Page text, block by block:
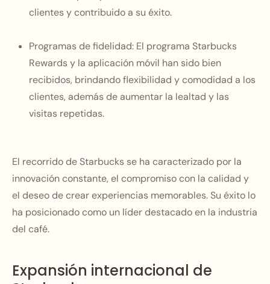
clientes y contribuido a su éxito.
Programas de fidelidad: El programa Starbucks
Rewards y la aplicación móvil han sido bien
recibidos, brindando flexibilidad y comodidad a los
clientes, además de aumentar la lealtad y las
visitas repetidas.
El recorrido de Starbucks se ha caracterizado por la
innovación constante, el compromiso con la calidad y
el deseo de crear experiencias memorables. Su éxito lo
ha posicionado como un líder destacado en la industria
del café.
Expansión internacional de